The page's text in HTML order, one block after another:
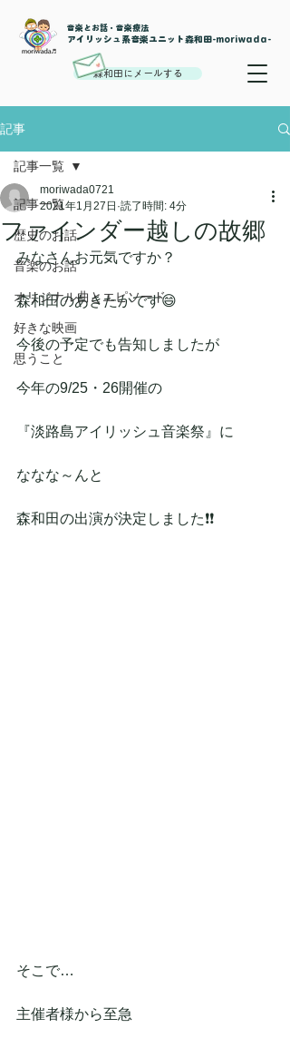
音楽とお話・音楽療法
​アイリッシュ系音楽ユニット森和田-moriwada-
森和田にメールする
記事
記事一覧
歴史のお話
音楽のお話
オリジナル曲とエピソード
好きな映画
思うこと
記事一覧
ファインダー越しの故郷
moriwada0721
2021年1月27日 読了時間: 4分
みなさんお元気ですか？
森和田のあきたかです😄
今後の予定でも告知しましたが
今年の9/25・26開催の
『淡路島アイリッシュ音楽祭』に
ななな～んと
森和田の出演が決定しました❗❗
そこで…
主催者様から至急